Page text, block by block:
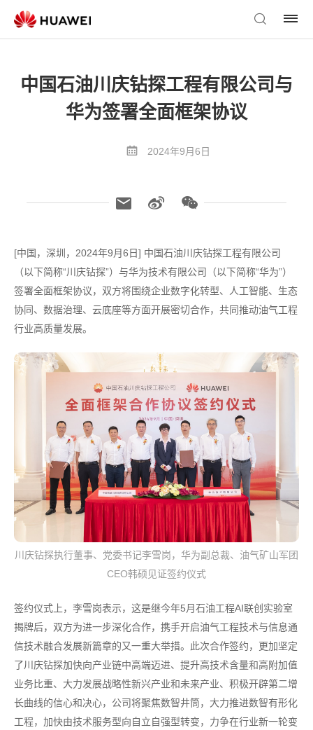
中国石油川庆钻探工程有限公司与
华为签署全面框架协议
2024年9月6日
[中国，深圳，2024年9月6日] 中国石油川庆钻探工程有限公司
（以下简称“川庆钻探”）与华为技术有限公司（以下简称“华为”）
签署全面框架协议，双方将围绕企业数字化转型、人工智能、生态
协同、数据治理、云底座等方面开展密切合作，共同推动油气工程
行业高质量发展。
川庆钻探执行董事、党委书记李雪岗，华为副总裁、油气矿山军团
CEO韩硕见证签约仪式
签约仪式上，李雪岗表示，这是继今年5月石油工程AI联创实验室
揭牌后，双方为进一步深化合作，携手开启油气工程技术与信息通
信技术融合发展新篇章的又一重大举措。此次合作签约，更加坚定
了川庆钻探加快向产业链中高端迈进、提升高技术含量和高附加值
业务比重、大力发展战略性新兴产业和未来产业、积极开辟第二增
长曲线的信心和决心，公司将聚焦数智井筒，大力推进数智有形化
工程，加快由技术服务型向自立自强型转变，力争在行业新一轮变